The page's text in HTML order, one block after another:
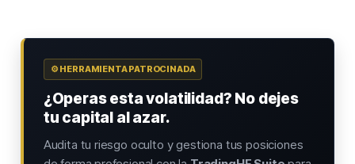
⚙️ HERRAMIENTA PATROCINADA
¿Operas esta volatilidad? No dejes
tu capital al azar.
Audita tu riesgo oculto y gestiona tus posiciones